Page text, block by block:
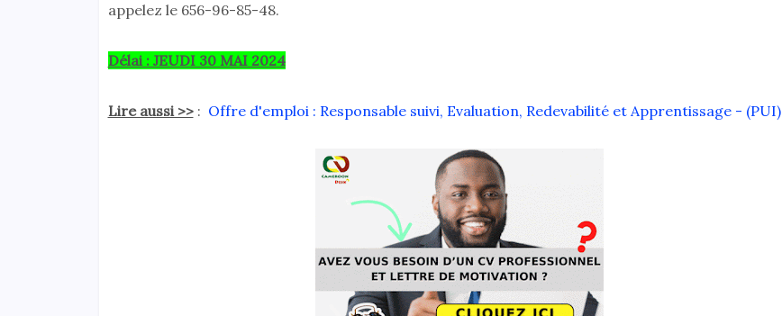
appelez le 656-96-85-48.
Délai : JEUDI 30 MAI 2024
Lire aussi >>: Offre d'emploi : Responsable suivi, Evaluation, Redevabilité et Apprentissage - (PUI)